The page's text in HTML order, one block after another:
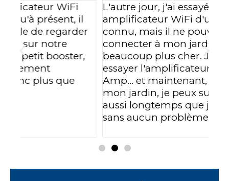
L'autre jour, j'ai essayé un
amplificateur WiFi d'un fabricant très
connu, mais il ne pouvait pas se
connecter à mon jardin et il était
beaucoup plus cher. J'ai donc voulu
essayer l'amplificateur Omega WiFi
Amp... et maintenant, même dans
mon jardin, je peux surfer sur Internet
aussi longtemps que je le souhaite et
sans aucun problème.